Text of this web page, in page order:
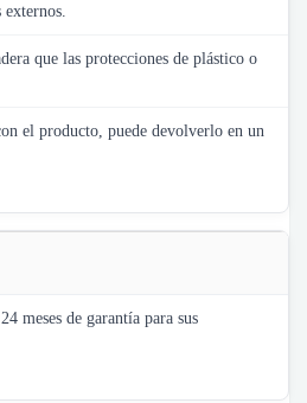
que las protecciones de plástico o
el producto, puede devolverlo en un
meses de garantía para sus